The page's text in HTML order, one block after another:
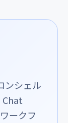
ンシェル
Chat
ークフ